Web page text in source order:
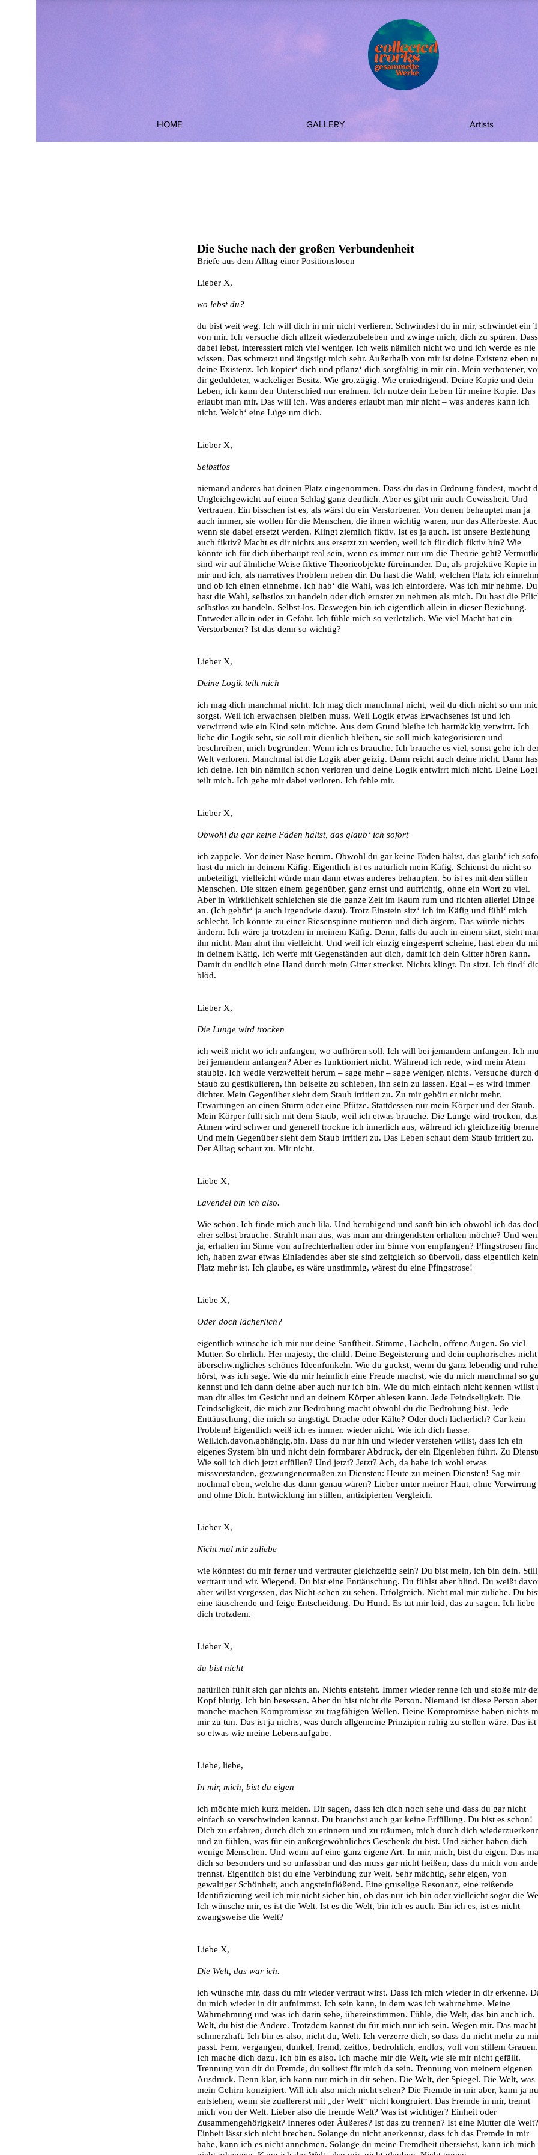
Artists
GALLERY
HOME
Die Suche nach der großen Verbundenheit
Briefe aus dem Alltag einer Positionslosen
Lieber X,
wo lebst du?
du bist weit weg. Ich will dich in mir nicht verlieren. Schwindest du in mir, schwindet ein
von mir. Ich versuche dich allzeit wiederzubeleben und zwinge mich, dich zu spüren.
dabei lebst, interessiert mich viel weniger. Ich weiß nämlich nicht wo und ich werde es nie
wissen. Das schmerzt und ängstigt mich sehr. Außerhalb von mir ist deine Existenz eben
deine Existenz. Ich kopier‘ dich und pflanz‘ dich sorgfältig in mir ein. Mein verbotener,
dir geduldeter, wackeliger Besitz. Wie gro.zügig. Wie erniedrigend. Deine Kopie und dein
Leben, ich kann den Unterschied nur erahnen. Ich nutze dein Leben für meine Kopie. Das
erlaubt man mir. Das will ich. Was anderes erlaubt man mir nicht – was anderes kann ich
nicht. Welch‘ eine Lüge um dich.
Lieber X,
Selbstlos
niemand anderes hat deinen Platz eingenommen. Dass du das in Ordnung fändest, macht
Ungleichgewicht auf einen Schlag ganz deutlich. Aber es gibt mir auch Gewissheit. Und
Vertrauen. Ein bisschen ist es, als wärst du ein Verstorbener. Von denen behauptet man ja
auch immer, sie wollen für die Menschen, die ihnen wichtig waren, nur das Allerbeste.
wenn sie dabei ersetzt werden. Klingt ziemlich fiktiv. Ist es ja auch. Ist unsere Beziehung
auch fiktiv? Macht es dir nichts aus ersetzt zu werden, weil ich für dich fiktiv bin? Wie
könnte ich für dich überhaupt real sein, wenn es immer nur um die Theorie geht?
sind wir auf ähnliche Weise fiktive Theorieobjekte füreinander. Du, als projektive Kopie in
mir und ich, als narratives Problem neben dir. Du hast die Wahl, welchen Platz ich
und ob ich einen einnehme. Ich hab‘ die Wahl, was ich einfordere. Was ich mir nehme. Du
hast die Wahl, selbstlos zu handeln oder dich ernster zu nehmen als mich. Du hast die
selbstlos zu handeln. Selbst-los. Deswegen bin ich eigentlich allein in dieser Beziehung.
Entweder allein oder in Gefahr. Ich fühle mich so verletzlich. Wie viel Macht hat ein
Verstorbener? Ist das denn so wichtig?
Lieber X,
Deine Logik teilt mich
ich mag dich manchmal nicht. Ich mag dich manchmal nicht, weil du dich nicht so um
sorgst. Weil ich erwachsen bleiben muss. Weil Logik etwas Erwachsenes ist und ich
verwirrend wie ein Kind sein möchte. Aus dem Grund bleibe ich hartnäckig verwirrt. Ich
liebe die Logik sehr, sie soll mir dienlich bleiben, sie soll mich kategorisieren und
beschreiben, mich begründen. Wenn ich es brauche. Ich brauche es viel, sonst gehe ich
Welt verloren. Manchmal ist die Logik aber geizig. Dann reicht auch deine nicht. Dann
ich deine. Ich bin nämlich schon verloren und deine Logik entwirrt mich nicht. Deine
teilt mich. Ich gehe mir dabei verloren. Ich fehle mir.
Lieber X,
Obwohl du gar keine Fäden hältst, das glaub‘ ich sofort
ich zappele. Vor deiner Nase herum. Obwohl du gar keine Fäden hältst, das glaub‘ ich
hast du mich in deinem Käfig. Eigentlich ist es natürlich mein Käfig. Schienst du nicht so
unbeteiligt, vielleicht würde man dann etwas anderes behaupten. So ist es mit den stillen
Menschen. Die sitzen einem gegenüber, ganz ernst und aufrichtig, ohne ein Wort zu viel.
Aber in Wirklichkeit schleichen sie die ganze Zeit im Raum rum und richten allerlei Dinge
an. (Ich gehör‘ ja auch irgendwie dazu). Trotz Einstein sitz‘ ich im Käfig und fühl‘ mich
schlecht. Ich könnte zu einer Riesenspinne mutieren und dich ärgern. Das würde nichts
ändern. Ich wäre ja trotzdem in meinem Käfig. Denn, falls du auch in einem sitzt, sieht
ihn nicht. Man ahnt ihn vielleicht. Und weil ich einzig eingesperrt scheine, hast eben du
in deinem Käfig. Ich werfe mit Gegenständen auf dich, damit ich dein Gitter hören kann.
Damit du endlich eine Hand durch mein Gitter streckst. Nichts klingt. Du sitzt. Ich find‘
blöd.
Lieber X,
Die Lunge wird trocken
ich weiß nicht wo ich anfangen, wo aufhören soll. Ich will bei jemandem anfangen. Ich
bei jemandem anfangen? Aber es funktioniert nicht. Während ich rede, wird mein Atem
staubig. Ich wedle verzweifelt herum – sage mehr – sage weniger, nichts. Versuche durch
Staub zu gestikulieren, ihn beiseite zu schieben, ihn sein zu lassen. Egal – es wird immer
dichter. Mein Gegenüber sieht dem Staub irritiert zu. Zu mir gehört er nicht mehr.
Erwartungen an einen Sturm oder eine Pfütze. Stattdessen nur mein Körper und der Staub.
Mein Körper füllt sich mit dem Staub, weil ich etwas brauche. Die Lunge wird trocken, das
Atmen wird schwer und generell trockne ich innerlich aus, während ich gleichzeitig
Und mein Gegenüber sieht dem Staub irritiert zu. Das Leben schaut dem Staub irritiert zu.
Der Alltag schaut zu. Mir nicht.
Liebe X,
Lavendel bin ich also.
Wie schön. Ich finde mich auch lila. Und beruhigend und sanft bin ich obwohl ich das
eher selbst brauche. Strahlt man aus, was man am dringendsten erhalten möchte? Und
ja, erhalten im Sinne von aufrechterhalten oder im Sinne von empfangen? Pfingstrosen
ich, haben zwar etwas Einladendes aber sie sind zeitgleich so übervoll, dass eigentlich kein
Platz mehr ist. Ich glaube, es wäre unstimmig, wärest du eine Pfingstrose!
Liebe X,
Oder doch lächerlich?
eigentlich wünsche ich mir nur deine Sanftheit. Stimme, Lächeln, offene Augen. So viel
Mutter. So ehrlich. Her majesty, the child. Deine Begeisterung und dein euphorisches nicht
überschw.ngliches schönes Ideenfunkeln. Wie du guckst, wenn du ganz lebendig und
hörst, was ich sage. Wie du mir heimlich eine Freude machst, wie du mich manchmal so
kennst und ich dann deine aber auch nur ich bin. Wie du mich einfach nicht kennen willst
man dir alles im Gesicht und an deinem Körper ablesen kann. Jede Feindseligkeit. Die
Feindseligkeit, die mich zur Bedrohung macht obwohl du die Bedrohung bist. Jede
Enttäuschung, die mich so ängstigt. Drache oder Kälte? Oder doch lächerlich? Gar kein
Problem! Eigentlich weiß ich es immer. wieder nicht. Wie ich dich hasse.
Weil.ich.davon.abhängig.bin. Dass du nur hin und wieder verstehen willst, dass ich ein
eigenes System bin und nicht dein formbarer Abdruck, der ein Eigenleben führt. Zu
Wie soll ich dich jetzt erfüllen? Und jetzt? Jetzt? Ach, da habe ich wohl etwas
missverstanden, gezwungenermaßen zu Diensten: Heute zu meinen Diensten! Sag mir
nochmal eben, welche das dann genau wären? Lieber unter meiner Haut, ohne Verwirrung
und ohne Dich. Entwicklung im stillen, antizipierten Vergleich.
Lieber X,
Nicht mal mir zuliebe
wie könntest du mir ferner und vertrauter gleichzeitig sein? Du bist mein, ich bin dein.
vertraut und wir. Wiegend. Du bist eine Enttäuschung. Du fühlst aber blind. Du weißt
aber willst vergessen, das Nicht-sehen zu sehen. Erfolgreich. Nicht mal mir zuliebe. Du
eine täuschende und feige Entscheidung. Du Hund. Es tut mir leid, das zu sagen. Ich liebe
dich trotzdem.
Lieber X,
du bist nicht
natürlich fühlt sich gar nichts an. Nichts entsteht. Immer wieder renne ich und stoße mir
Kopf blutig. Ich bin besessen. Aber du bist nicht die Person. Niemand ist diese Person aber
manche machen Kompromisse zu tragfähigen Wellen. Deine Kompromisse haben nichts
mir zu tun. Das ist ja nichts, was durch allgemeine Prinzipien ruhig zu stellen wäre. Das ist
so etwas wie meine Lebensaufgabe.
Liebe, liebe,
In mir, mich, bist du eigen
ich möchte mich kurz melden. Dir sagen, dass ich dich noch sehe und dass du gar nicht
einfach so verschwinden kannst. Du brauchst auch gar keine Erfüllung. Du bist es schon!
Dich zu erfahren, durch dich zu erinnern und zu träumen, mich durch dich
und zu fühlen, was für ein außergewöhnliches Geschenk du bist. Und sicher haben dich
wenige Menschen. Und wenn auf eine ganz eigene Art. In mir, mich, bist du eigen. Das
dich so besonders und so unfassbar und das muss gar nicht heißen, dass du mich von
trennst. Eigentlich bist du eine Verbindung zur Welt. Sehr mächtig, sehr eigen, von
gewaltiger Schönheit, auch angsteinflößend. Eine gruselige Resonanz, eine reißende
Identifizierung weil ich mir nicht sicher bin, ob das nur ich bin oder vielleicht sogar die
Ich wünsche mir, es ist die Welt. Ist es die Welt, bin ich es auch. Bin ich es, ist es nicht
zwangsweise die Welt?
Liebe X,
Die Welt, das war ich.
ich wünsche mir, dass du mir wieder vertraut wirst. Dass ich mich wieder in dir erkenne.
du mich wieder in dir aufnimmst. Ich sein kann, in dem was ich wahrnehme. Meine
Wahrnehmung und was ich darin sehe, übereinstimmen. Fühle, die Welt, das bin auch ich.
Welt, du bist die Andere. Trotzdem kannst du für mich nur ich sein. Wegen mir. Das macht
schmerzhaft. Ich bin es also, nicht du, Welt. Ich verzerre dich, so dass du nicht mehr zu
passt. Fern, vergangen, dunkel, fremd, zeitlos, bedrohlich, endlos, voll von stillem Grauen.
Ich mache dich dazu. Ich bin es also. Ich mache mir die Welt, wie sie mir nicht gefällt.
Trennung von dir du Fremde, du solltest für mich da sein. Trennung von meinem eigenen
Ausdruck. Denn klar, ich kann nur mich in dir sehen. Die Welt, der Spiegel. Die Welt, was
mein Gehirn konzipiert. Will ich also mich nicht sehen? Die Fremde in mir aber, kann ja
entstehen, wenn sie zuallererst mit „der Welt“ nicht kongruiert. Das Fremde in mir, trennt
mich von der Welt. Lieber also die fremde Welt? Was ist wichtiger? Einheit oder
Zusammengehörigkeit? Inneres oder Äußeres? Ist das zu trennen? Ist eine Mutter die Welt?
Einheit lässt sich nicht brechen. Solange du nicht anerkennst, dass ich das Fremde in mir
habe, kann ich es nicht annehmen. Solange du meine Fremdheit übersiehst, kann ich mich